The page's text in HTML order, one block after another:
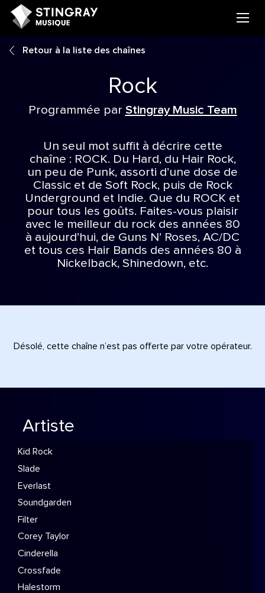
Retour à la liste des chaînes
Rock
Programmée par Stingray Music Team
Un seul mot suffit à décrire cette
chaîne : ROCK. Du Hard, du Hair Rock,
un peu de Punk, assorti d’une dose de
Classic et de Soft Rock, puis de Rock
Underground et Indie. Que du ROCK et
pour tous les goûts. Faites-vous plaisir
avec le meilleur du rock des années 80
à aujourd’hui, de Guns N’ Roses, AC/DC
et tous ces Hair Bands des années 80 à
Nickelback, Shinedown, etc.
Désolé, cette chaîne n’est pas offerte par votre opérateur.
Artiste
Kid Rock
Slade
Everlast
Soundgarden
Filter
Corey Taylor
Cinderella
Crossfade
Halestorm